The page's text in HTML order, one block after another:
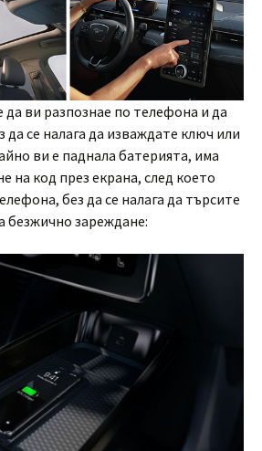
ви разпознае по телефона и да
да се налага да изваждате ключ или
ви е паднала батерията, има
на код през екрана, след което
без да се налага да търсите
безжично зареждане: